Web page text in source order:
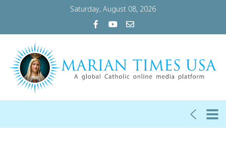
Saturday, August 08, 2026